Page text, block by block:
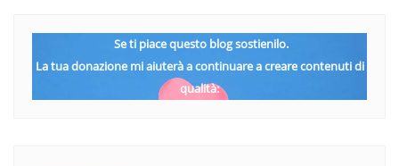
Se ti piace questo blog sostienilo.
La tua donazione mi aiuterà a continuare a creare contenuti di
qualità: